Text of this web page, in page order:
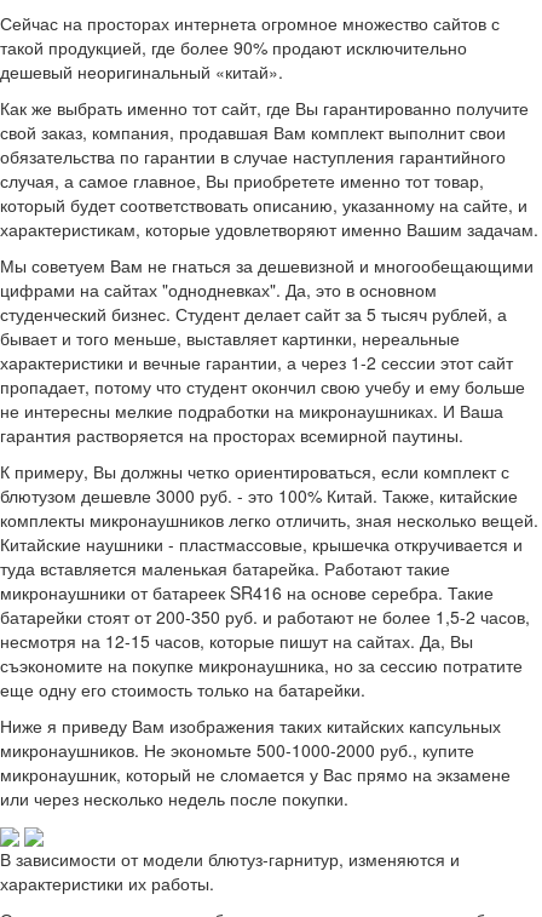
Сейчас на просторах интернета огромное множество сайтов с
такой продукцией, где более 90% продают исключительно
дешевый неоригинальный «китай».
Как же выбрать именно тот сайт, где Вы гарантированно получите
свой заказ, компания, продавшая Вам комплект выполнит свои
обязательства по гарантии в случае наступления гарантийного
случая, а самое главное, Вы приобретете именно тот товар,
который будет соответствовать описанию, указанному на сайте, и
характеристикам, которые удовлетворяют именно Вашим задачам.
Мы советуем Вам не гнаться за дешевизной и многообещающими
цифрами на сайтах "однодневках". Да, это в основном
студенческий бизнес. Студент делает сайт за 5 тысяч рублей, а
бывает и того меньше, выставляет картинки, нереальные
характеристики и вечные гарантии, а через 1-2 сессии этот сайт
пропадает, потому что студент окончил свою учебу и ему больше
не интересны мелкие подработки на микронаушниках. И Ваша
гарантия растворяется на просторах всемирной паутины.
К примеру, Вы должны четко ориентироваться, если комплект с
блютузом дешевле 3000 руб. - это 100% Китай. Также, китайские
комплекты микронаушников легко отличить, зная несколько вещей.
Китайские наушники - пластмассовые, крышечка откручивается и
туда вставляется маленькая батарейка. Работают такие
микронаушники от батареек SR416 на основе серебра. Такие
батарейки стоят от 200-350 руб. и работают не более 1,5-2 часов,
несмотря на 12-15 часов, которые пишут на сайтах. Да, Вы
съэкономите на покупке микронаушника, но за сессию потратите
еще одну его стоимость только на батарейки.
Ниже я приведу Вам изображения таких китайских капсульных
микронаушников. Не экономьте 500-1000-2000 руб., купите
микронаушник, который не сломается у Вас прямо на экзамене
или через несколько недель после покупки.
В зависимости от модели блютуз-гарнитур, изменяются и
характеристики их работы.